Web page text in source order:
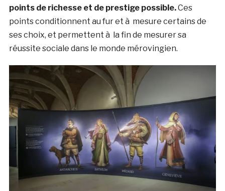
points de richesse et de prestige possible.Ces
points conditionnent au fur et à mesure certains de
ses choix, et permettent à la fin de mesurer sa
réussite sociale dans le monde mérovingien.